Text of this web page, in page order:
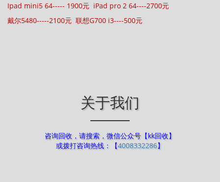
Ipad mini5 64----- 1900元 iPad pro 2 64----2700元
戴尔5480-----2100元 联想G700 i3----500元
关于我们
咨询回收，请搜索，微信公众号【kk回收】
或拨打咨询热线：【4008332286】